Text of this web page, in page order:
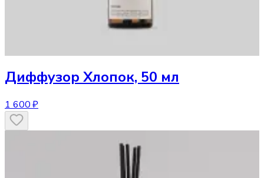
Диффузор Хлопок, 50 мл
1 600 ₽